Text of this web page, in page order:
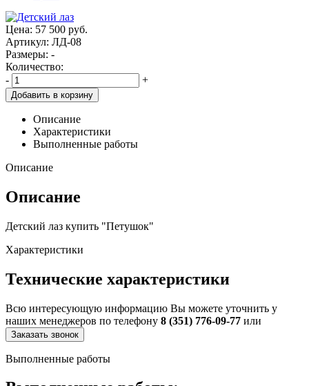
Цена: 57 500 руб.
Артикул: ЛД-08
Размеры: -
Количество:
-
+
Добавить в корзину
Описание
Характеристики
Выполненные работы
Описание
Описание
Детский лаз купить "Петушок"
Характеристики
Технические характеристики
Всю интересующую информацию Вы можете уточнить у
наших менеджеров по телефону 8 (351) 776-09-77 или
Заказать звонок
Выполненные работы